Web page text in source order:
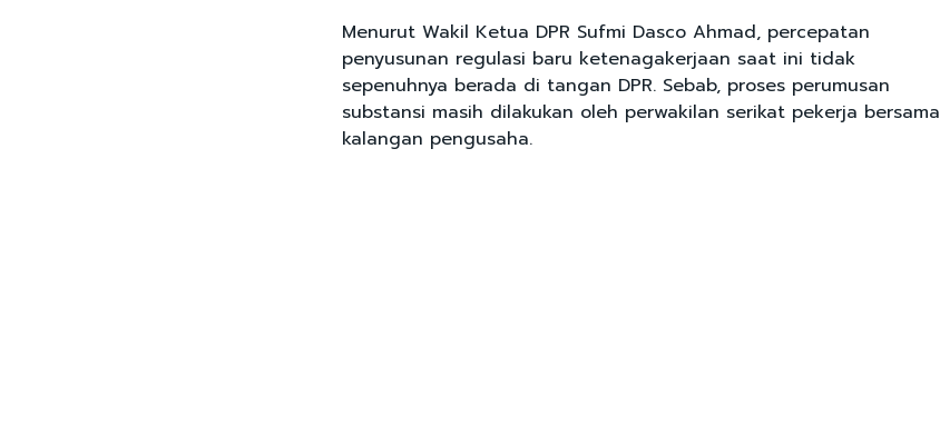
Menurut Wakil Ketua DPR Sufmi Dasco Ahmad, percepatan
penyusunan regulasi baru ketenagakerjaan saat ini tidak
sepenuhnya berada di tangan DPR. Sebab, proses perumusan
substansi masih dilakukan oleh perwakilan serikat pekerja bersama
kalangan pengusaha.